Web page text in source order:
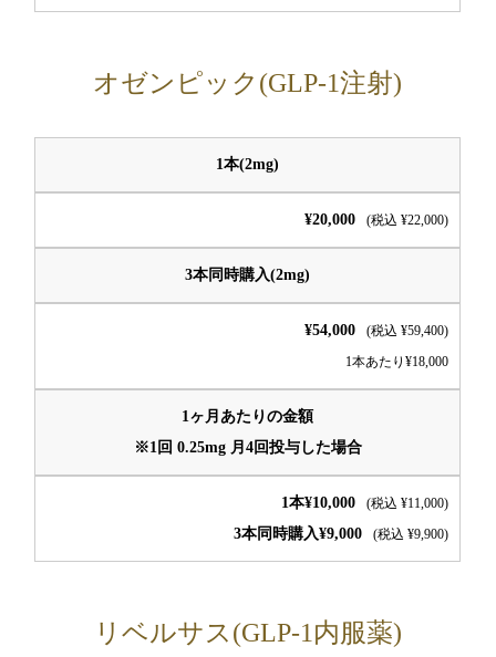
オゼンピック(GLP-1注射)
1本(2mg)
¥20,000 (税込 ¥22,000)
3本同時購入(2mg)
¥54,000
(税込 ¥59,400)
1本あたり¥18,000
1ヶ月あたりの金額
※1回 0.25mg 月4回投与した場合
1本¥10,000 (税込 ¥11,000)
3本同時購入¥9,000 (税込 ¥9,900)
リベルサス(GLP-1内服薬)